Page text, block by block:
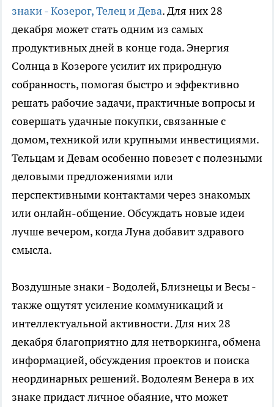
знаки - Козерог, Телец и Дева. Для них 28
декабря может стать одним из самых
продуктивных дней в конце года. Энергия
Солнца в Козероге усилит их природную
собранность, помогая быстро и эффективно
решать рабочие задачи, практичные вопросы и
совершать удачные покупки, связанные с
домом, техникой или крупными инвестициями.
Тельцам и Девам особенно повезет с полезными
деловыми предложениями или
перспективными контактами через знакомых
или онлайн-общение. Обсуждать новые идеи
лучше вечером, когда Луна добавит здравого
смысла.
Воздушные знаки - Водолей, Близнецы и Весы -
также ощутят усиление коммуникаций и
интеллектуальной активности. Для них 28
декабря благоприятно для нетворкинга, обмена
информацией, обсуждения проектов и поиска
неординарных решений. Водолеям Венера в их
знаке придаст личное обаяние, что может